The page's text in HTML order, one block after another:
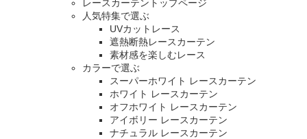
レースカーテントップページ
人気特集で選ぶ
UVカットレース
遮熱断熱レースカーテン
素材感を楽しむレース
カラーで選ぶ
スーパーホワイト レースカーテン
ホワイト レースカーテン
オフホワイト レースカーテン
アイボリー レースカーテン
ナチュラル レースカーテン